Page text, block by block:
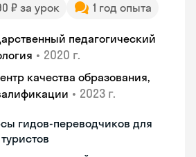
₽ за урок 1 год опыта
педагогический
• 2020 г.
качества образования,
• 2023 г.
гидов-переводчиков для